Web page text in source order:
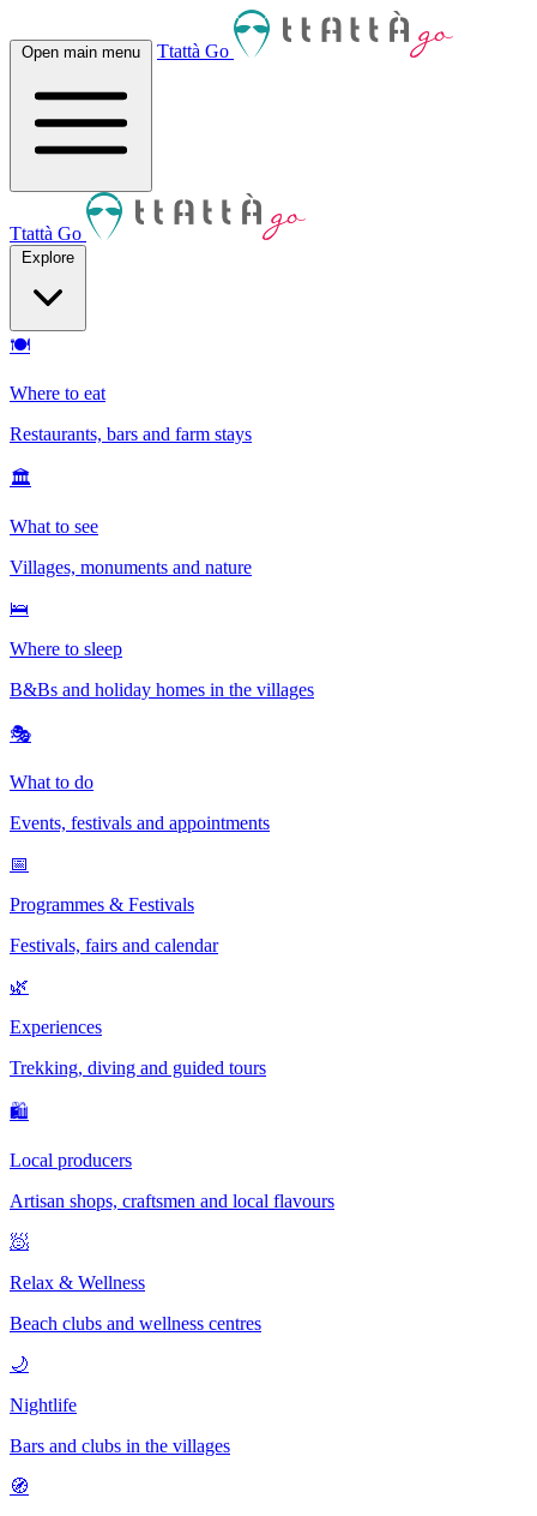
Open main menu Ttattà Go
Ttattà Go
Explore
🍽
Where to eat
Restaurants, bars and farm stays
🏛
What to see
Villages, monuments and nature
🛌
Where to sleep
B&Bs and holiday homes in the villages
🎭
What to do
Events, festivals and appointments
📅
Programmes & Festivals
Festivals, fairs and calendar
🌿
Experiences
Trekking, diving and guided tours
🛍
Local producers
Artisan shops, craftsmen and local flavours
🧖
Relax & Wellness
Beach clubs and wellness centres
🌙
Nightlife
Bars and clubs in the villages
🧭